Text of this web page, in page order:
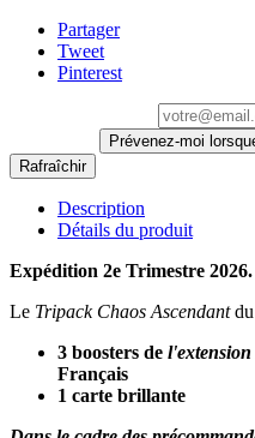
Partager
Tweet
Pinterest
Prévenez-moi
Description
Détails du produit
Expédition 2e Trimestre 2026.
Le Tripack Chaos Ascendant
3 boosters de
Français
1 carte brillante